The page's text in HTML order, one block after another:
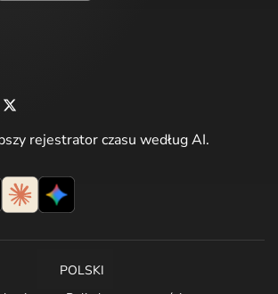
rejestrator czasu według AI.
POLSKI